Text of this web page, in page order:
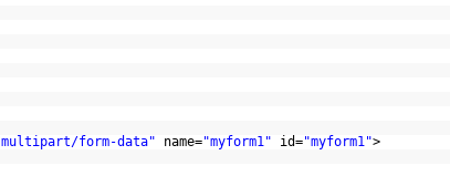
form-data" name="myform1" id="myform1">